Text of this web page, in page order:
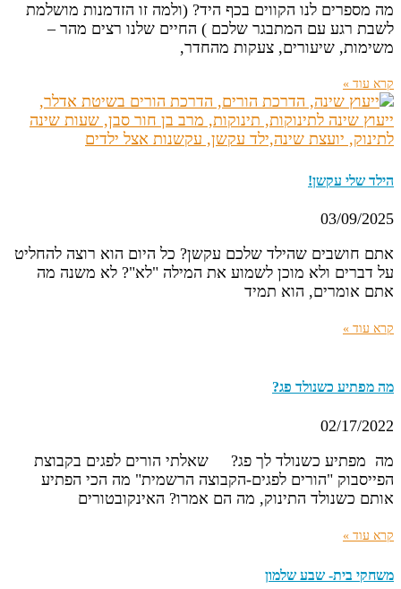
מה מספרים לנו הקווים בכף היד? (ולמה זו הזדמנות מושלמת
לשבת רגע עם המתבגר שלכם ) החיים שלנו רצים מהר –
משימות, שיעורים, צעקות מהחדר,
קרא עוד »
הילד שלי עקשן!
03/09/2025
אתם חושבים שהילד שלכם עקשן? כל היום הוא רוצה להחליט
על דברים ולא מוכן לשמוע את המילה "לא"? לא משנה מה
אתם אומרים, הוא תמיד
קרא עוד »
מה מפתיע כשנולד פג?
02/17/2022
מה מפתיע כשנולד לך פג? שאלתי הורים לפגים בקבוצת
הפייסבוק "הורים לפגים-הקבוצה הרשמית" מה הכי הפתיע
אותם כשנולד התינוק, מה הם אמרו? האינקובטורים
קרא עוד »
משחקי בית- שבע שלמון